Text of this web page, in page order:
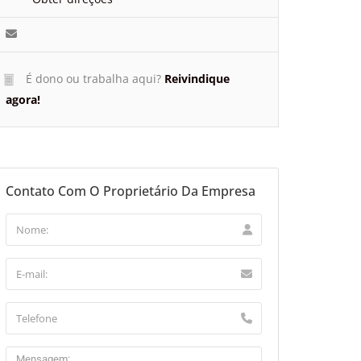
É dono ou trabalha aqui? Reivindique
agora!
Contato Com O Proprietário Da Empresa